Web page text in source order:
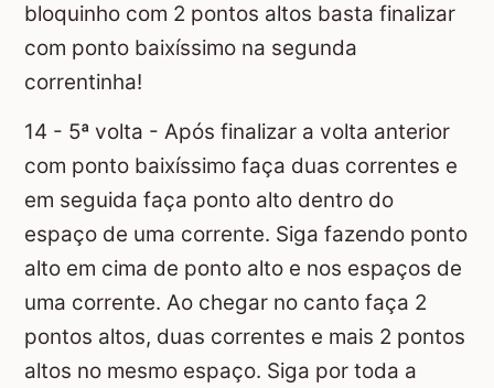
bloquinho com 2 pontos altos basta finalizar
com ponto baixíssimo na segunda
correntinha!
14 - 5ª volta - Após finalizar a volta anterior
com ponto baixíssimo faça duas correntes e
em seguida faça ponto alto dentro do
espaço de uma corrente. Siga fazendo ponto
alto em cima de ponto alto e nos espaços de
uma corrente. Ao chegar no canto faça 2
pontos altos, duas correntes e mais 2 pontos
altos no mesmo espaço. Siga por toda a